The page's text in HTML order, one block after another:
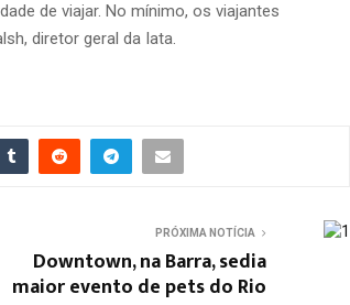
de viajar. No mínimo, os viajantes
diretor geral da Iata.
PRÓXIMA NOTÍCIA
Downtown, na Barra, sedia
maior evento de pets do Rio